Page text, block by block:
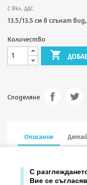
С вкл. ДДС
13.5/13.5 см в сгънат
Количество

Споделяне
Описание
С
Вие се